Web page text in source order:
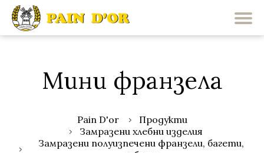
Мини франзела
Pain D'or
Продукти
Замразени хлебни изделия
Замразени полуизпечени франзели, багети,